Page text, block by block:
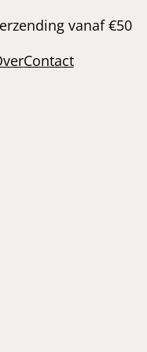
vanaf
Contact